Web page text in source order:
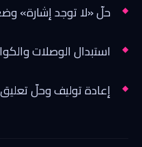
حلّ «لا توجد إشارة»
استبدال الوصلات
إعادة توليف وحلّ تعليق